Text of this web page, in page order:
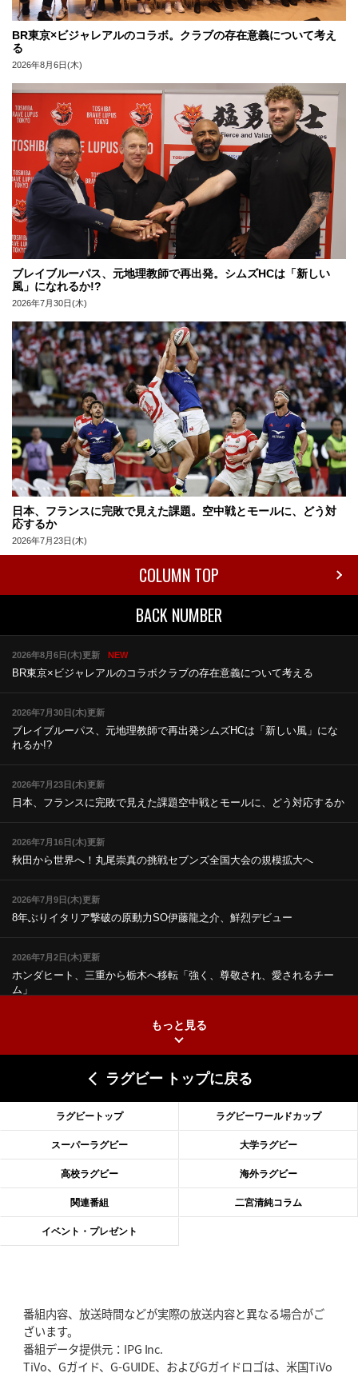
BR東京×ビジャレアルのコラボ。クラブの存在意義について考え
る
2026年8月6日(木)
ブレイブルーパス、元地理教師で再出発。シムズHCは「新しい
風」になれるか!?
2026年7月30日(木)
日本、フランスに完敗で見えた課題。空中戦とモールに、どう対
応するか
2026年7月23日(木)
COLUMN TOP
BACK NUMBER
2026年8月6日(木)更新 NEW
BR東京×ビジャレアルのコラボクラブの存在意義について考える
2026年7月30日(木)更新
ブレイブルーパス、元地理教師で再出発シムズHCは「新しい風」にな
れるか!?
2026年7月23日(木)更新
日本、フランスに完敗で見えた課題空中戦とモールに、どう対応するか
2026年7月16日(木)更新
秋田から世界へ！丸尾崇真の挑戦セブンズ全国大会の規模拡大へ
2026年7月9日(木)更新
8年ぶりイタリア撃破の原動力SO伊藤龍之介、鮮烈デビュー
2026年7月2日(木)更新
ホンダヒート、三重から栃木へ移転「強く、尊敬され、愛されるチー
ム」
2026年6月18日(木)更新
滑川剛人レフリー、早過ぎる引退「27年W杯の主審、遠のいた夢」
2026年6月11日(木)更新
神戸、リーグワン初優勝の道のりデイブ・レニーHCの功績と財産
2026年6月4日(木)更新
“泣き虫先生”こと山口良治氏死去「信は力なり」骨太の教育方針
2026年5月21日(木)更新
狭山RG、ライチェル海遥スタッフ入り
ッション
もっと見る
ラグビー トップに戻る
ラグビートップ ラグビーワールドカップ
スーパーラグビー 大学ラグビー
高校ラグビー 海外ラグビー
関連番組 二宮清純コラム
イベント・プレゼント
番組内容、放送時間などが実際の放送内容と異なる場合がご
ざいます。
番組データ提供元：IPG Inc.
TiVo、Gガイド、G-GUIDE、およびGガイドロゴは、米国TiVo